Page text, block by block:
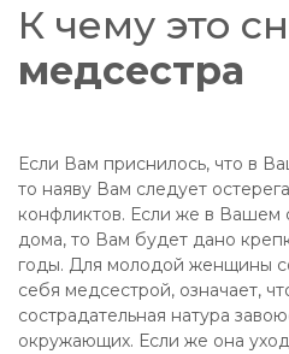
К чему это
медсестра
Если Вам приснилось, что в
то наяву Вам следует
конфликтов. Если же в Вашем
дома, то Вам будет дано
годы. Для молодой женщины
себя медсестрой, означает,
сострадательная натура
окружающих. Если же она